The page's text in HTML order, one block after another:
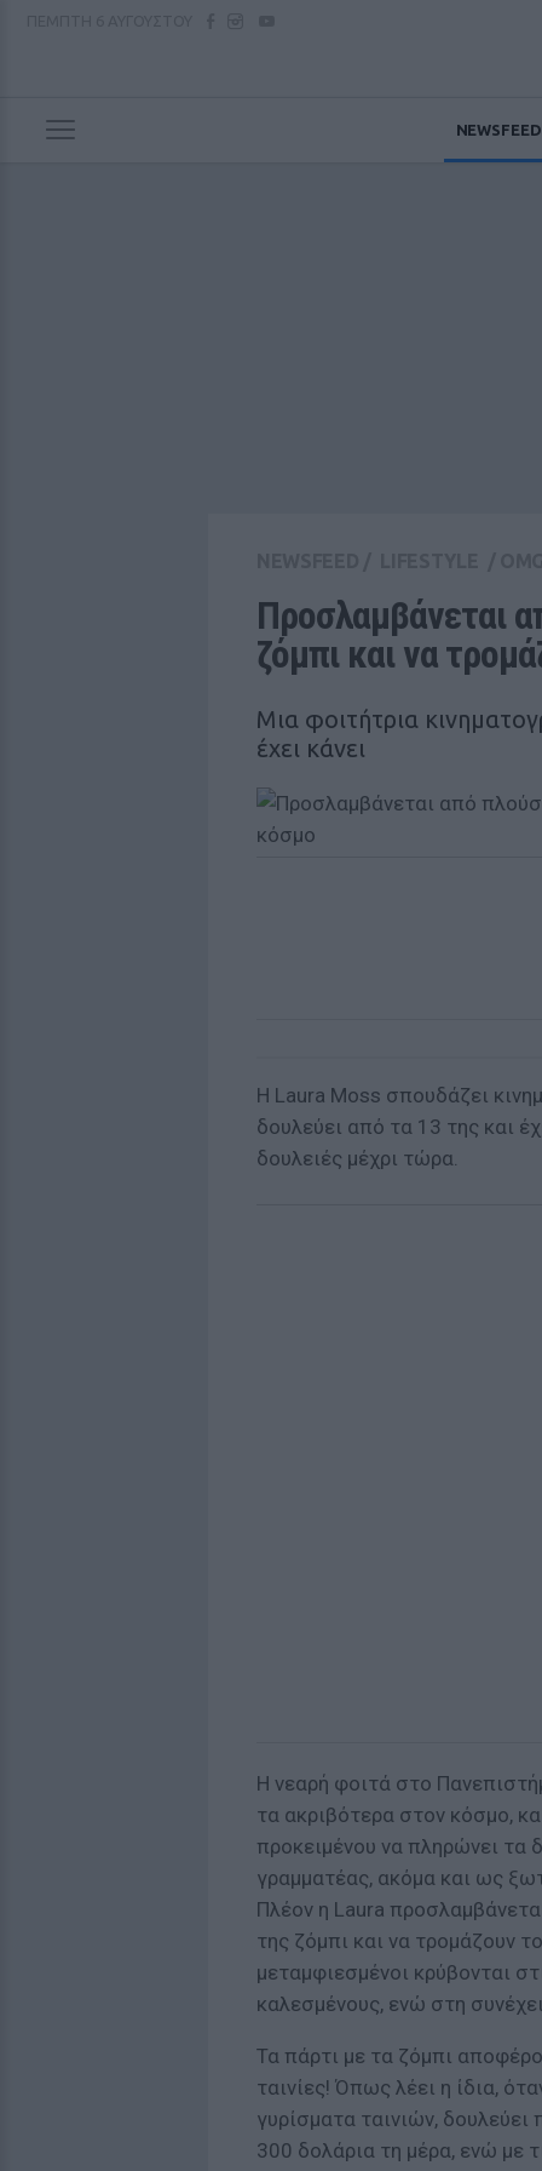
NEWSFEED
Προσλαμβάνεται
ζόμπι και να
Μια φοιτήτρια
έχει κάνει
Η Laura Moss σπουδάζει
δουλεύει από τα 13 της και
δουλειές μέχρι τώρα.
Η νεαρή φοιτά στο
τα ακριβότερα στον κόσμο,
προκειμένου να πληρώνει τα
γραμματέας, ακόμα και ως
Πλέον η Laura
της ζόμπι και να τρομάζουν
μεταμφιεσμένοι κρύβονται
καλεσμένους, ενώ στη
Τα πάρτι με τα ζόμπι
ταινίες! Όπως λέει η ίδια,
γυρίσματα ταινιών,
300 δολάρια τη μέρα, ενώ με